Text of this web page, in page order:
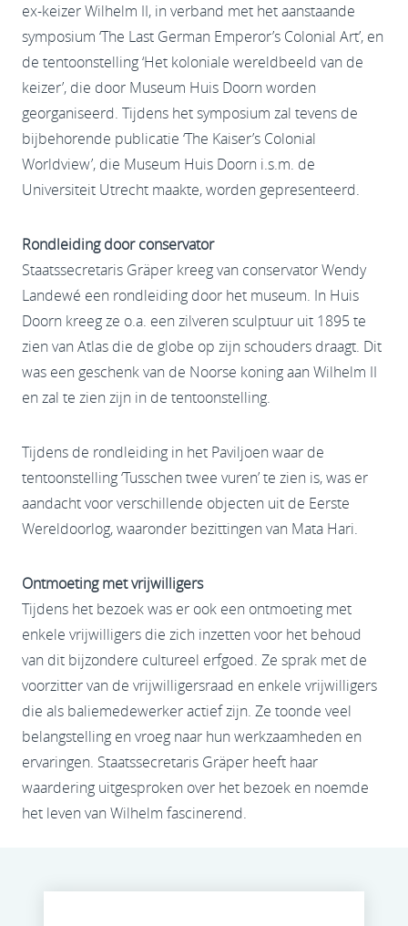
ex-keizer Wilhelm II, in verband met het aanstaande
symposium ‘The Last German Emperor’s Colonial Art’, en
de tentoonstelling ‘Het koloniale wereldbeeld van de
keizer’, die door Museum Huis Doorn worden
georganiseerd. Tijdens het symposium zal tevens de
bijbehorende publicatie ‘The Kaiser’s Colonial
Worldview’, die Museum Huis Doorn i.s.m. de
Universiteit Utrecht maakte, worden gepresenteerd.
Rondleiding door conservator
Staatssecretaris Gräper kreeg van conservator Wendy
Landewé een rondleiding door het museum. In Huis
Doorn kreeg ze o.a. een zilveren sculptuur uit 1895 te
zien van Atlas die de globe op zijn schouders draagt. Dit
was een geschenk van de Noorse koning aan Wilhelm II
en zal te zien zijn in de tentoonstelling.
Tijdens de rondleiding in het Paviljoen waar de
tentoonstelling ‘Tusschen twee vuren’ te zien is, was er
aandacht voor verschillende objecten uit de Eerste
Wereldoorlog, waaronder bezittingen van Mata Hari.
Ontmoeting met vrijwilligers
Tijdens het bezoek was er ook een ontmoeting met
enkele vrijwilligers die zich inzetten voor het behoud
van dit bijzondere cultureel erfgoed. Ze sprak met de
voorzitter van de vrijwilligersraad en enkele vrijwilligers
die als baliemedewerker actief zijn. Ze toonde veel
belangstelling en vroeg naar hun werkzaamheden en
ervaringen. Staatssecretaris Gräper heeft haar
waardering uitgesproken over het bezoek en noemde
het leven van Wilhelm fascinerend.